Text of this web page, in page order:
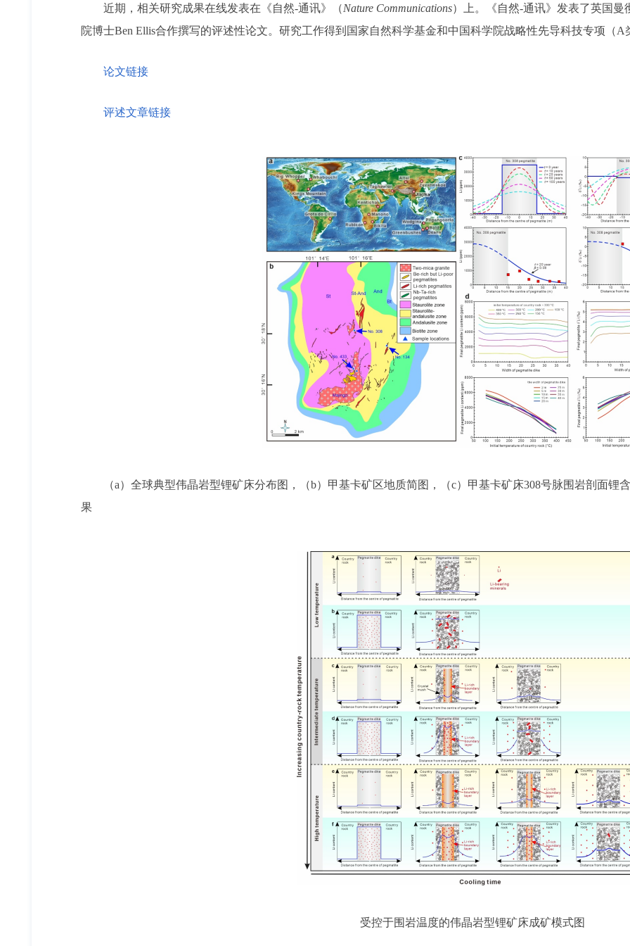
近期，相关研究成果在线发表在《自然-通讯》（Nature Communications）上。《自然-通讯》发表了英国曼
院博士Ben Ellis合作撰写的评述性论文。研究工作得到国家自然科学基金和中国科学院战略性先导科技专项（A
论文链接
评述文章链接
（a）全球典型伟晶岩型锂矿床分布图，（b）甲基卡矿区地质简图，（c）甲基卡矿床308号脉围岩剖面
果
受控于围岩温度的伟晶岩型锂矿床成矿模式图